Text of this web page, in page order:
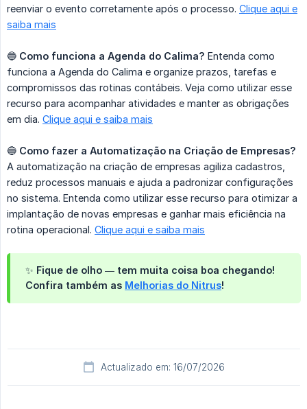
reenviar o evento corretamente após o processo. Clique aqui e
saiba mais
🔵 Como funciona a Agenda do Calima? Entenda como
funciona a Agenda do Calima e organize prazos, tarefas e
compromissos das rotinas contábeis. Veja como utilizar esse
recurso para acompanhar atividades e manter as obrigações
em dia. Clique aqui e saiba mais
🔵 Como fazer a Automatização na Criação de Empresas?
A automatização na criação de empresas agiliza cadastros,
reduz processos manuais e ajuda a padronizar configurações
no sistema. Entenda como utilizar esse recurso para otimizar a
implantação de novas empresas e ganhar mais eficiência na
rotina operacional. Clique aqui e saiba mais
✨ Fique de olho — tem muita coisa boa chegando!
Confira também as Melhorias do Nitrus!
Actualizado em: 16/07/2026